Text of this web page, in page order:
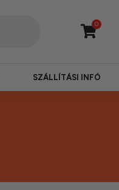
0
SZÁLLÍTÁSI INFÓ